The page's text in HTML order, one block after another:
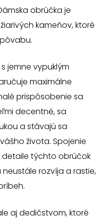
obrúčka je
kameňov, ktoré
jemne vypuklým
maximálne
prispôsobenie sa
decentné, sa
a stávajú sa
života. Spojenie
detaile týchto obrúčok
rozvíja a rastie,
aj dedičstvom, ktoré